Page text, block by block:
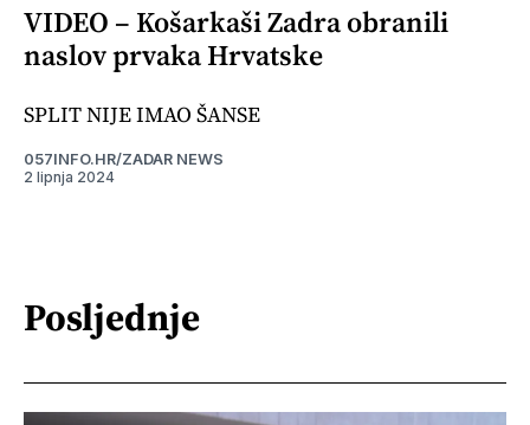
VIDEO – Košarkaši Zadra obranili
naslov prvaka Hrvatske
SPLIT NIJE IMAO ŠANSE
057INFO.HR/ZADAR NEWS
2 lipnja 2024
Posljednje